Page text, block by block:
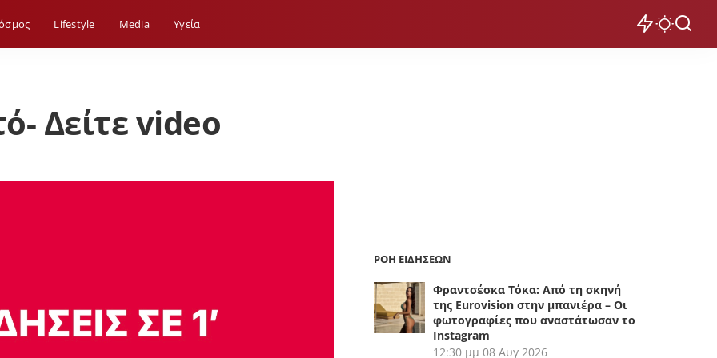
Lifestyle Media Yγεία
Δείτε video
ΡΟΗ ΕΙΔΗΣΕΩΝ
Φραντσέσκα Τόκα: Από τη σκηνή
της Eurovision στην μπανιέρα – Οι
φωτογραφίες που αναστάτωσαν το
Instagram
12:30 μμ 08 Αυγ 2026